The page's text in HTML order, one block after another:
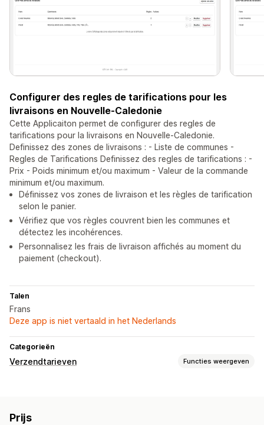
Configurer des regles de tarifications pour les
livraisons en Nouvelle-Caledonie
Cette Applicaiton permet de configurer des regles de
tarifications pour la livraisons en Nouvelle-Caledonie.
Definissez des zones de livraisons : - Liste de communes -
Regles de Tarifications Definissez des regles de tarifications : -
Prix - Poids minimum et/ou maximum - Valeur de la commande
minimum et/ou maximum.
Définissez vos zones de livraison et les règles de tarification
selon le panier.
Vérifiez que vos règles couvrent bien les communes et
détectez les incohérences.
Personnalisez les frais de livraison affichés au moment du
paiement (checkout).
Talen
Frans
Deze app is niet vertaald in het Nederlands
Categorieën
Verzendtarieven Functies weergeven
Prijs